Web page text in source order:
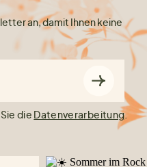
an, damit Ihnen keine
die Datenverarbeitung.